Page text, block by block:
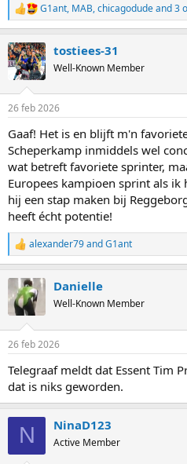
R
e
c
t
i
s
G1ant, MAB,chicagodudeand 3
tostiees-31
Well-Known Member
26 feb 2026
Gaaf! Het is en blijft m'n
Scheperkamp inmiddels wel
wat betreft favoriete sprinter,
Europees kampioen sprint als
hij een stap maken bij
heeft écht potentie!
R
e
t
i
s
alexander79andG1ant
Danielle
Well-Known Member
26 feb 2026
Telegraaf meldt dat Essent Tim
dat is niks geworden.
N NinaD123
Active Member